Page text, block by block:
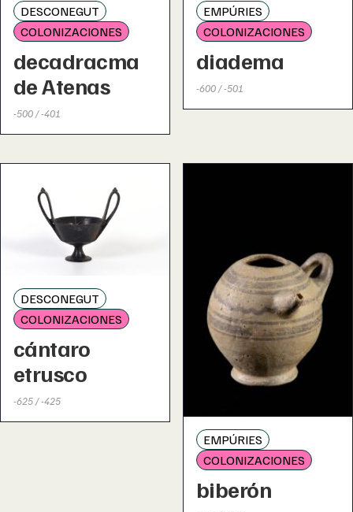
DESCONEGUT
COLONIZACIONES
decadracma
de Atenas
-500 / -401
EMPÚRIES
COLONIZACIONES
diadema
-600 / -501
DESCONEGUT
COLONIZACIONES
cántaro
etrusco
-625 / -425
EMPÚRIES
COLONIZACIONES
biberón